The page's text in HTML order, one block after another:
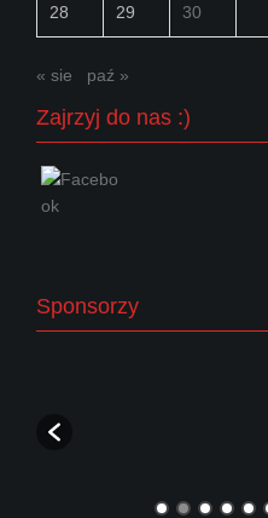
28 29 30
« sie paź »
Zajrzyj do nas :)
Sponsorzy